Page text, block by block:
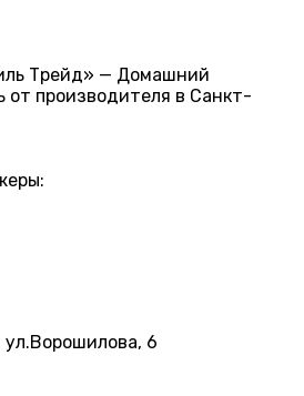
Трейд» — Домашний
от производителя в Санкт-
ул.Ворошилова, 6